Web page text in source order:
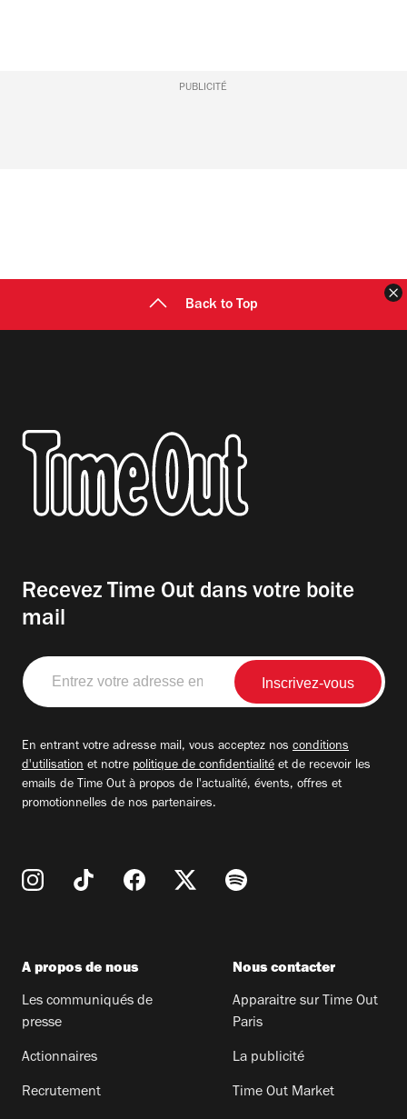
PUBLICITÉ
Back to Top
Recevez Time Out dans votre boite
mail
Entrez
votre
adresse
En entrant votre adresse mail, vous acceptez nos conditions
d'utilisation et notre politique de confidentialité et de recevoir les
emails de Time Out à propos de l'actualité, évents, offres et
promotionnelles de nos partenaires.
A propos de nous
Les communiqués de
presse
Actionnaires
Recrutement
Nous contacter
Apparaitre sur Time Out
Paris
La publicité
Time Out Market